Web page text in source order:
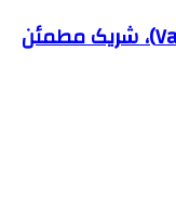
زرپالایش عصر صنعت (ValveSend)، شریک مطمئن